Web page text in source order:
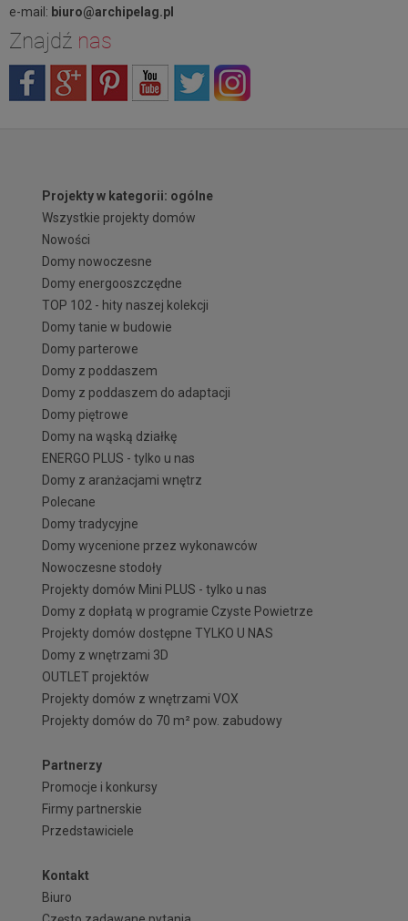
e-mail: biuro@archipelag.pl
Znajdź nas
Projekty w kategorii: ogólne
Wszystkie projekty domów
Nowości
Domy nowoczesne
Domy energooszczędne
TOP 102 - hity naszej kolekcji
Domy tanie w budowie
Domy parterowe
Domy z poddaszem
Domy z poddaszem do adaptacji
Domy piętrowe
Domy na wąską działkę
ENERGO PLUS - tylko u nas
Domy z aranżacjami wnętrz
Polecane
Domy tradycyjne
Domy wycenione przez wykonawców
Nowoczesne stodoły
Projekty domów Mini PLUS - tylko u nas
Domy z dopłatą w programie Czyste Powietrze
Projekty domów dostępne TYLKO U NAS
Domy z wnętrzami 3D
OUTLET projektów
Projekty domów z wnętrzami VOX
Projekty domów do 70 m² pow. zabudowy
Partnerzy
Promocje i konkursy
Firmy partnerskie
Przedstawiciele
Kontakt
Biuro